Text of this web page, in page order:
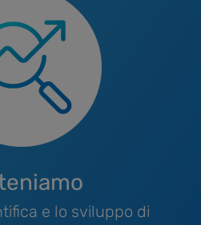
e lo sviluppo di